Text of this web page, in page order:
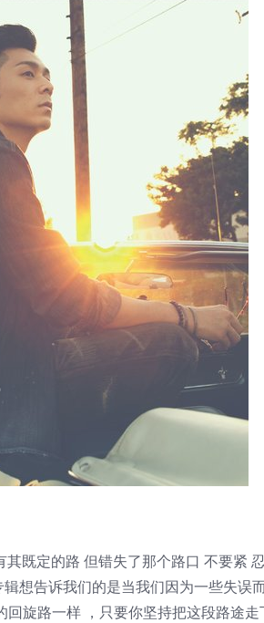
既定的路 但错失了那个路口 不要紧
想告诉我们的是当我们因为一些失误
旋路一样 ，只要你坚持把这段路途